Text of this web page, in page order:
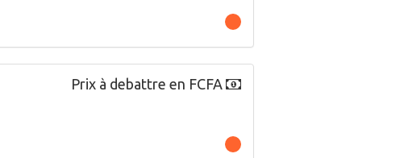
Prix à debattre en FCFA